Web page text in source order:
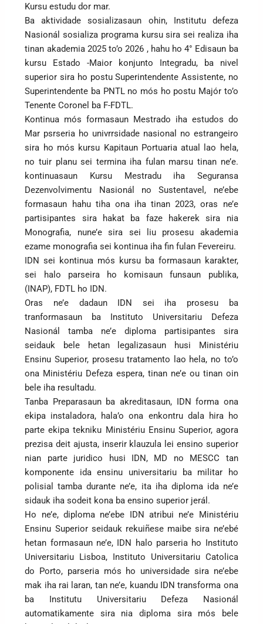
Kursu estudu dor mar.
Ba aktividade sosializasaun ohin, Institutu defeza
Nasionál sosializa programa kursu sira sei realiza iha
tinan akademia 2025 to’o 2026 , hahu ho 4° Edisaun ba
kursu Estado -Maior konjunto Integradu, ba nivel
superior sira ho postu Superintendente Assistente, no
Superintendente ba PNTL no mós ho postu Majór to’o
Tenente Coronel ba F-FDTL.
Kontinua mós formasaun Mestrado iha estudos do
Mar psrseria ho univrrsidade nasional no estrangeiro
sira ho mós kursu Kapitaun Portuaria atual lao hela,
no tuir planu sei termina iha fulan marsu tinan ne’e.
kontinuasaun Kursu Mestradu iha Seguransa
Dezenvolvimentu Nasionál no Sustentavel, ne’ebe
formasaun hahu tiha ona iha tinan 2023, oras ne’e
partisipantes sira hakat ba faze hakerek sira nia
Monografia, nune’e sira sei liu prosesu akademia
ezame monografia sei kontinua iha fin fulan Fevereiru.
IDN sei kontinua mós kursu ba formasaun karakter,
sei halo parseira ho komisaun funsaun publika,
(INAP), FDTL ho IDN.
Oras ne’e dadaun IDN sei iha prosesu ba
tranformasaun ba Instituto Universitariu Defeza
Nasionál tamba ne’e diploma partisipantes sira
seidauk bele hetan legalizasaun husi Ministériu
Ensinu Superior, prosesu tratamento lao hela, no to’o
ona Ministériu Defeza espera, tinan ne’e ou tinan oin
bele iha resultadu.
Tanba Preparasaun ba akreditasaun, IDN forma ona
ekipa instaladora, hala’o ona enkontru dala hira ho
parte ekipa tekniku Ministériu Ensinu Superior, agora
prezisa deit ajusta, inserir klauzula lei ensino superior
nian parte juridico husi IDN, MD no MESCC tan
komponente ida ensinu universitariu ba militar ho
polisial tamba durante ne’e, ita iha diploma ida ne’e
sidauk iha sodeit kona ba ensino superior jerál.
Ho ne’e, diploma ne’ebe IDN atribui ne’e Ministériu
Ensinu Superior seidauk rekuiñese maibe sira ne’ebé
hetan formasaun ne’e, IDN halo parseria ho Instituto
Universitariu Lisboa, Instituto Universitariu Catolica
do Porto, parseria mós ho universidade sira ne’ebe
mak iha rai laran, tan ne’e, kuandu IDN transforma ona
ba Institutu Universitariu Defeza Nasionál
automatikamente sira nia diploma sira mós bele